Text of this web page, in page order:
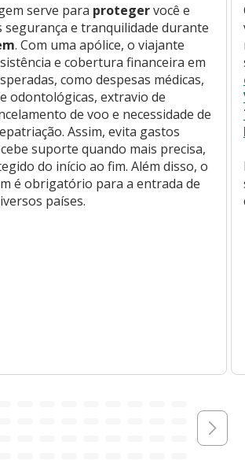
serve para protegervocê e
segurança e tranquilidade durante
. Com uma apólice, o viajante
e cobertura financeira em
como despesas médicas,
odontológicas, extravio de
de voo e necessidade de
Assim, evita gastos
suporte quando mais precisa,
do início ao fim. Além disso, o
é obrigatório para a entrada de
países.